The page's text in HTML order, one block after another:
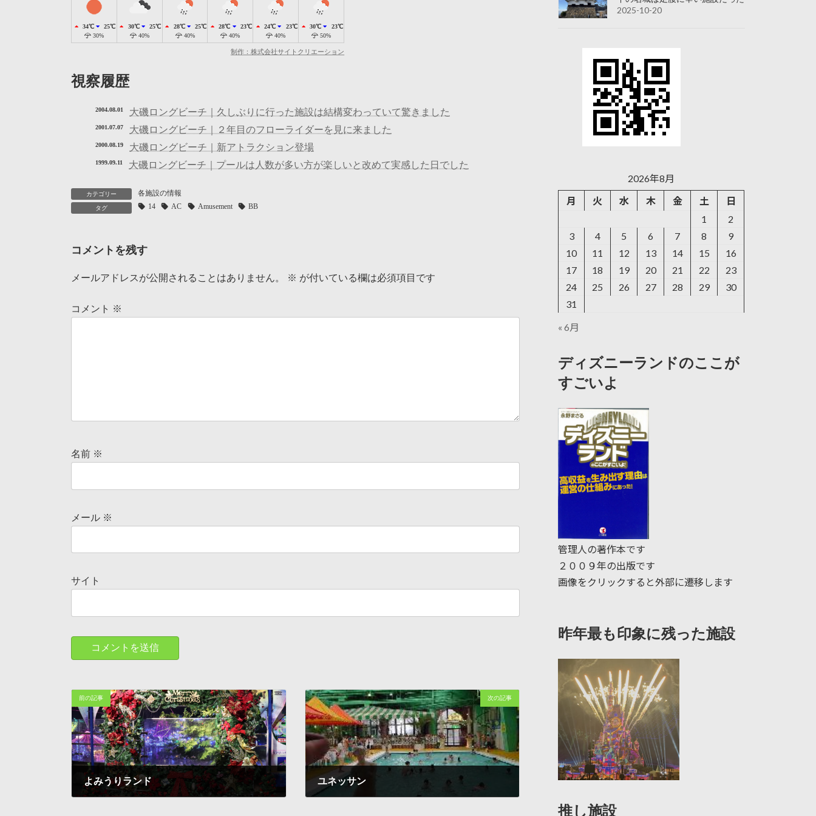
34℃
25℃
30%
30℃
25℃
40%
28℃
25℃
40%
28℃
23℃
40%
24℃
23℃
40%
30℃
23℃
50%
制作：株式会社サイトクリエーション
視察履歴
大磯ロングビーチ｜久しぶりに行った施設は結構変わっていて驚きました
2004.08.01
大磯ロングビーチ｜２年目のフローライダーを見に来ました
2001.07.07
大磯ロングビーチ｜新アトラクション登場
2000.08.19
大磯ロングビーチ｜プールは人数が多い方が楽しいと改めて実感した日でした
1999.09.11
カテゴリー 各施設の情報
タグ 14 AC Amusement BB
コメントを残す
メールアドレスが公開されることはありません。 ※ が付いている欄は必須項目です
コメント ※
名前 ※
メール ※
サイト
前の記事
よみうりランド
次の記事
ユネッサン
2025-10-20
2026年8月
月
火 水 木 金 土
日
1
2
3
4 5 6 7 8
9
10
11 12 13 14 15
16
17
18 19 20 21 22
23
24
25 26 27 28 29
30
31
« 6月
ディズニーランドのここが
すごいよ
管理人の著作本です
２００９年の出版です
画像をクリックすると外部に遷移します
昨年最も印象に残った施設
推し施設